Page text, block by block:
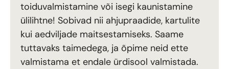
toiduvalmistamine või isegi kaunistamine
ülilihtne! Sobivad nii ahjupraadide, kartulite
kui aedviljade maitsestamiseks. Saame
tuttavaks taimedega, ja õpime neid ette
valmistama et endale ürdisool valmistada.